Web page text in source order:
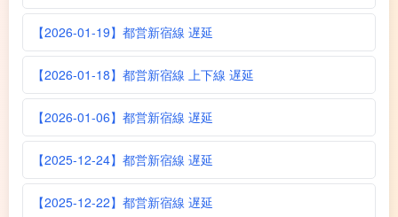
【2026-01-19】都営新宿線 遅延
【2026-01-18】都営新宿線 上下線 遅延
【2026-01-06】都営新宿線 遅延
【2025-12-24】都営新宿線 遅延
【2025-12-22】都営新宿線 遅延